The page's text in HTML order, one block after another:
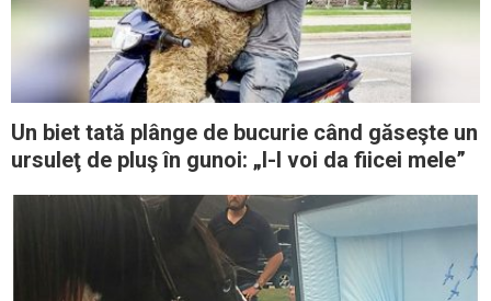
Un biet tată plânge de bucurie când găseşte un
ursuleţ de pluş în gunoi: „I-l voi da fiicei mele”